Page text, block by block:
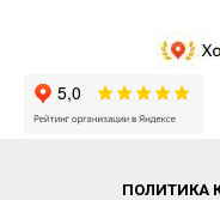
ПОЛИТИКА